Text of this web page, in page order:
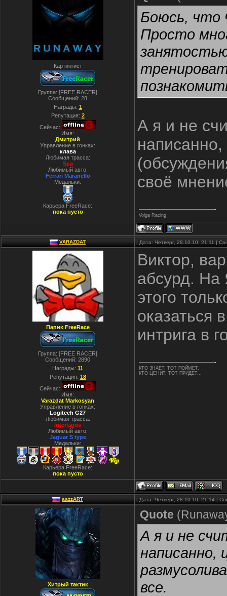
Картингист
Группа: ]FREE RACER[
Сообщений: 28
Награды: 1
Репутация: 2
Сейчас:
Имя:
Дмитрий
Управление в гонках:
клава
Любимая трасса:
Spa
Любимый авто:
Ferrari Maranello
Медальки:
Карьера FreeRace:
пока пусто
Боюсь, что
Просто
А я и не
своё
Volga Racing
VARAZDAT | Дата: Четверг, 28.10.10, 21:11 |
Папик FreeRace
Группа: ]FREE RACER[
Сообщений: 2890
Награды: 11
Репутация: 18
Сейчас:
Имя:
Varazdat Markosyan
Управление в гонках:
Logitech G27
Любимая трасса:
Interlagos
Любимый авто:
Jaguar S type
Медальки:
Карьера FreeRace:
пока пусто
Виктор,
абсурд. На
этого
оказаться
интрига в
КТО ЗНАЕТ, ТОТ ПОЙМЕТ,
КТО ЦЕНИТ, ТОТ ПРИДЕТ...
aazzART | Дата: Четверг, 28.10.10, 21:14 |
Хитрый тактик
Quote (
А я и не
написанно,
все.